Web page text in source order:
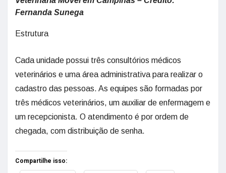
Fernanda Sunega
Estrutura
Cada unidade possui três consultórios médicos
veterinários e uma área administrativa para realizar o
cadastro das pessoas. As equipes são formadas por
três médicos veterinários, um auxiliar de enfermagem e
um recepcionista. O atendimento é por ordem de
chegada, com distribuição de senha.
Compartilhe isso: